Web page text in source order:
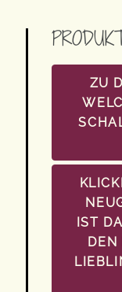
ZU
IST
DEN